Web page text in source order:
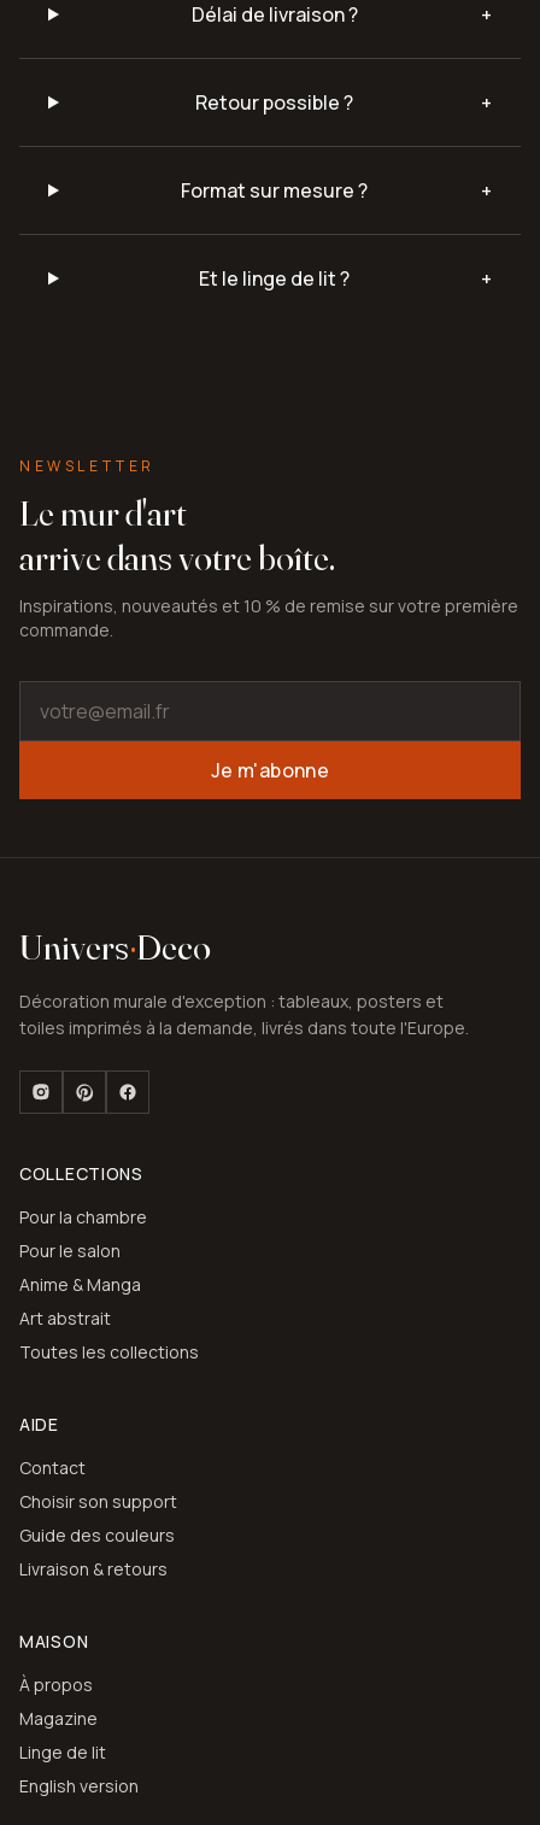
Délai de livraison ? +
Retour possible ? +
Format sur mesure ? +
Et le linge de lit ? +
NEWSLETTER
Le mur d'art
arrive dans votre boîte.
Inspirations, nouveautés et 10 % de remise sur votre première
commande.
Je m'abonne
Univers·Deco
Décoration murale d'exception : tableaux, posters et
toiles imprimés à la demande, livrés dans toute l'Europe.
COLLECTIONS
Pour la chambre
Pour le salon
Anime & Manga
Art abstrait
Toutes les collections
AIDE
Contact
Choisir son support
Guide des couleurs
Livraison & retours
MAISON
À propos
Magazine
Linge de lit
English version